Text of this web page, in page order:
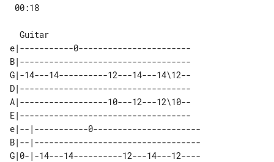
e|-----------0-----------------------
B|-----------------------------------
G|-14---14----------12---14---14\12--
D|-----------------------------------
A|------------------10---12---12\10--
E|-----------------------------------
e|--|-----------0----------------------
B|--|----------------------------------
G|0-|-14---14----------12---14---12----